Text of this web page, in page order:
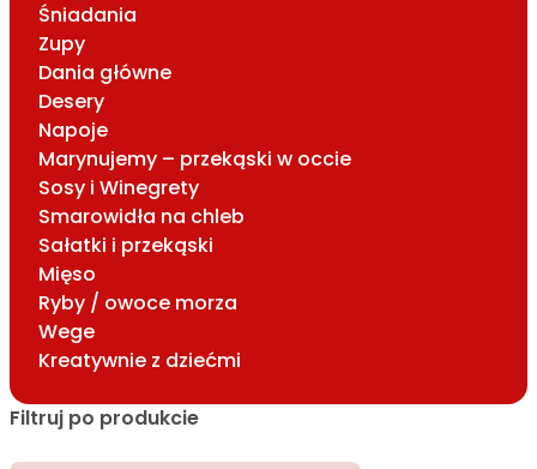
Śniadania
Zupy
Dania główne
Desery
Napoje
Marynujemy – przekąski w occie
Sosy i Winegrety
Smarowidła na chleb
Sałatki i przekąski
Mięso
Ryby / owoce morza
Wege
Kreatywnie z dziećmi
Filtruj po produkcie